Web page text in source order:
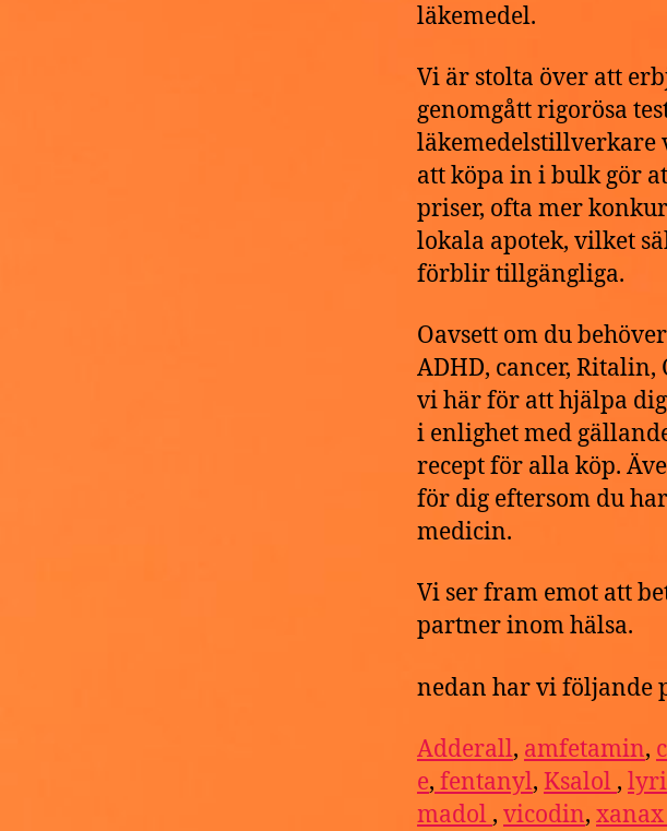
läkemedel.
Vi är stolta över att
genomgått rigorösa
läkemedelstillverkare
att köpa in i bulk gör
priser, ofta mer
lokala apotek, vilket
förblir tillgängliga.
Oavsett om du
ADHD, cancer,
vi här för att hjälpa
i enlighet med
recept för alla köp.
för dig eftersom du
medicin.
Vi ser fram emot att
partner inom hälsa.
nedan har vi följande
Adderall, amfetamin,
e, fentanyl, Ksalol ,
madol , vicodin, xanax